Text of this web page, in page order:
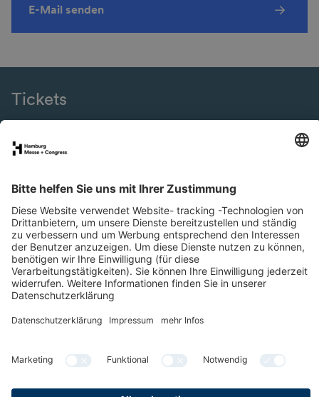
E-Mail senden
Tickets
eNews
SMM Connect
Presse
Special Areas
Newsletter
LinkedIn
YouTube
Facebook
Datenschutz Impressum Cookies & Tracking